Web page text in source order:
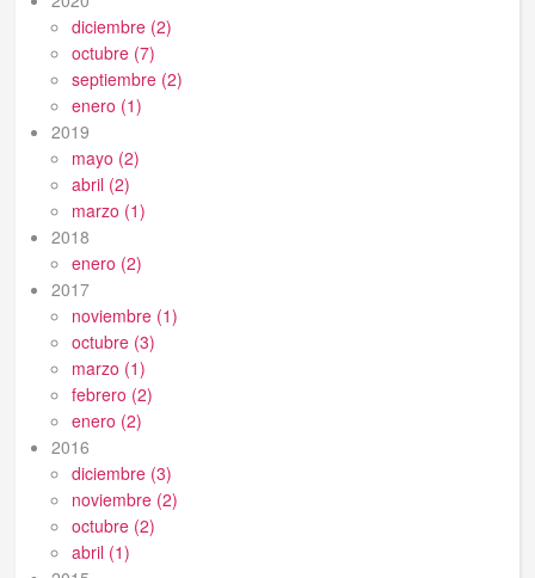
diciembre (2)
octubre (7)
septiembre (2)
enero (1)
2019
mayo (2)
abril (2)
marzo (1)
2018
enero (2)
2017
noviembre (1)
octubre (3)
marzo (1)
febrero (2)
enero (2)
2016
diciembre (3)
noviembre (2)
octubre (2)
abril (1)